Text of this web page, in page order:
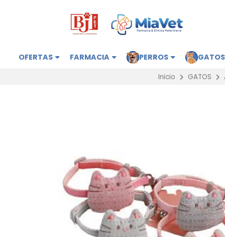
OFERTAS FARMACIA PERROS GATOS
Inicio GATOS